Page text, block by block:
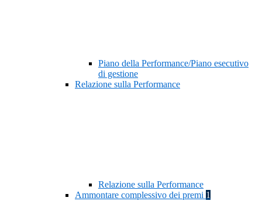
Piano della Performance/Piano esecutivo
di gestione
Relazione sulla Performance
Relazione sulla Performance
Ammontare complessivo dei premi 1